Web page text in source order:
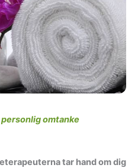
I kvarteren utmed
bland annat:
Maltesholmsvägen,
Natt och Dags gränd,
omtanke
tar hand om dig